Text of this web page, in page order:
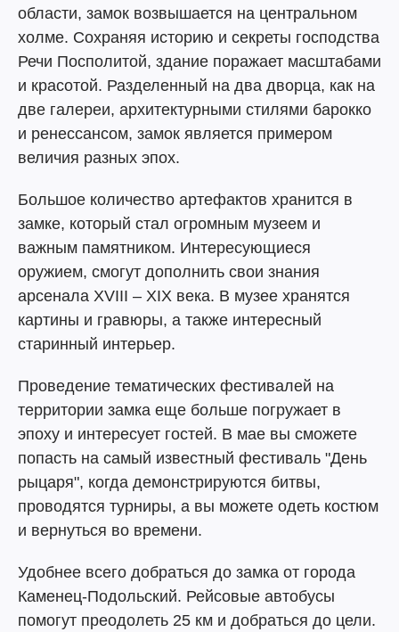
области, замок возвышается на центральном
холме. Сохраняя историю и секреты господства
Речи Посполитой, здание поражает масштабами
и красотой. Разделенный на два дворца, как на
две галереи, архитектурными стилями барокко
и ренессансом, замок является примером
величия разных эпох.
Большое количество артефактов хранится в
замке, который стал огромным музеем и
важным памятником. Интересующиеся
оружием, смогут дополнить свои знания
арсенала XVIII – XIX века. В музее хранятся
картины и гравюры, а также интересный
старинный интерьер.
Проведение тематических фестивалей на
территории замка еще больше погружает в
эпоху и интересует гостей. В мае вы сможете
попасть на самый известный фестиваль "День
рыцаря", когда демонстрируются битвы,
проводятся турниры, а вы можете одеть костюм
и вернуться во времени.
Удобнее всего добраться до замка от города
Каменец-Подольский. Рейсовые автобусы
помогут преодолеть 25 км и добраться до цели.